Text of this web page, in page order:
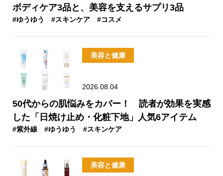
ボディケア3品と、美容を支えるサプリ3品
#ゆうゆう #スキンケア #コスメ
美容と健康
2026.08.04
50代からの肌悩みをカバー！ 読者が効果を実感
した「日焼け止め・化粧下地」人気6アイテム
#紫外線 #ゆうゆう #スキンケア
美容と健康